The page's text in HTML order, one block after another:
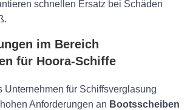
schnellen Ersatz bei Schäden
im Bereich
für Hoora-Schiffe
Unternehmen für Schiffsverglasung
Anforderungen an Bootsscheiben